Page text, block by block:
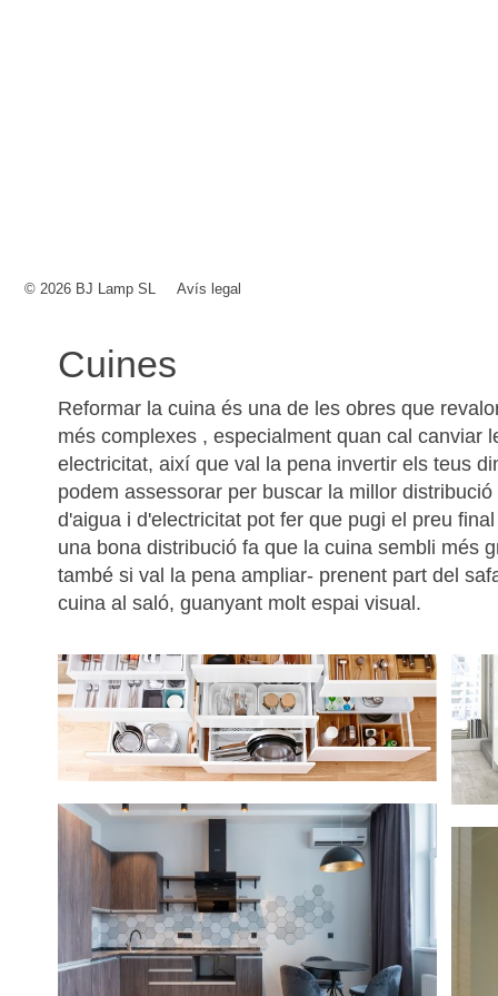
© 2026 BJ Lamp SL Avís legal
Cuines
Reformar la cuina és una de les obres que
més complexes , especialment quan cal canviar
electricitat, així que val la pena invertir els teus
podem assessorar per buscar la millor
d'aigua i d'electricitat pot fer que pugi el preu
una bona distribució fa que la cuina sembli més
també si val la pena ampliar- prenent part del
cuina al saló, guanyant molt espai visual.